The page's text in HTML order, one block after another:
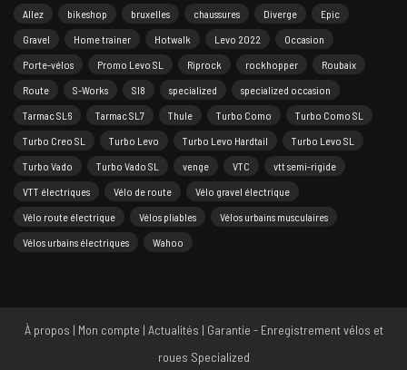
Allez bikeshop bruxelles chaussures Diverge
Epic
Gravel
Home trainer Hotwalk Levo 2022
Occasion
Porte-vélos
Promo Levo SL Riprock rockhopper
Roubaix
Route
S-Works Sl8 specialized
specialized occasion
Tarmac SL6
Tarmac SL7 Thule Turbo Como
Turbo Como SL
Turbo Creo SL
Turbo Levo Turbo Levo Hardtail
Turbo Levo SL
Turbo Vado
Turbo Vado SL venge VTC
vtt semi-rigide
VTT électriques
Vélo de route
Vélo gravel électrique
Vélo route électrique
Vélos pliables
Vélos urbains musculaires
Vélos urbains électriques
Wahoo
À propos | Mon compte | Actualités | Garantie - Enregistrement vélos et
roues Specialized